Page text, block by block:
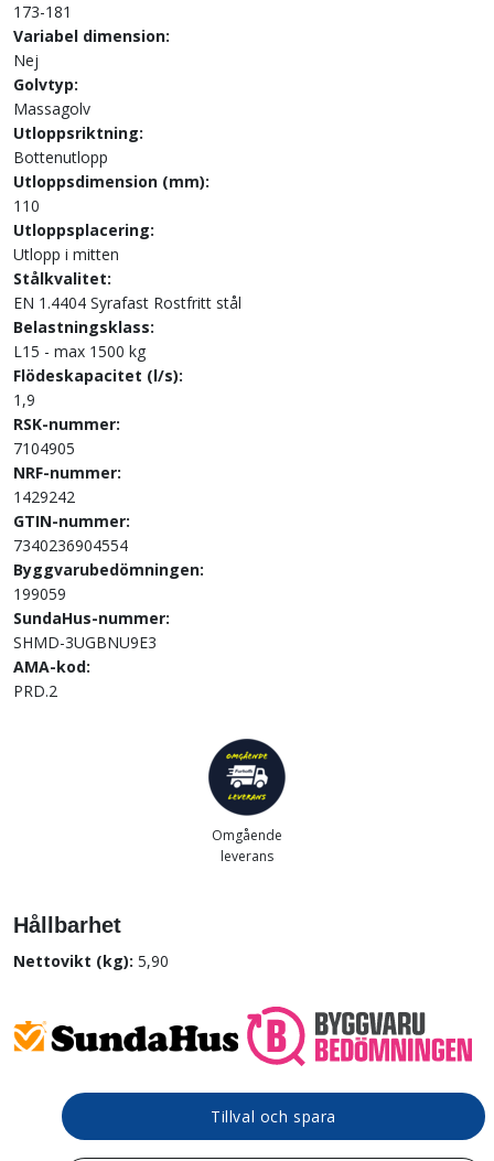
173-181
Variabel dimension:
Nej
Golvtyp:
Massagolv
Utloppsriktning:
Bottenutlopp
Utloppsdimension (mm):
110
Utloppsplacering:
Utlopp i mitten
Stålkvalitet:
EN 1.4404 Syrafast Rostfritt stål
Belastningsklass:
L15 - max 1500 kg
Flödeskapacitet (l/s):
1,9
RSK-nummer:
7104905
NRF-nummer:
1429242
GTIN-nummer:
7340236904554
Byggvarubedömningen:
199059
SundaHus-nummer:
SHMD-3UGBNU9E3
AMA-kod:
PRD.2
Omgående
leverans
Hållbarhet
Nettovikt (kg): 5,90
Tillval och spara